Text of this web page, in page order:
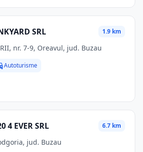
SRL 1.9 km
nr. 7-9, Oreavul, jud. Buzau
Autoturisme
4 EVER SRL 6.7 km
jud. Buzau